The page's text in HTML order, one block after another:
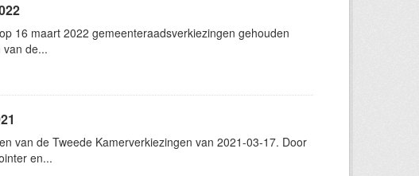
16 maart 2022 gemeenteraadsverkiezingen gehouden
van de...
van de Tweede Kamerverkiezingen van 2021-03-17. Door
en...